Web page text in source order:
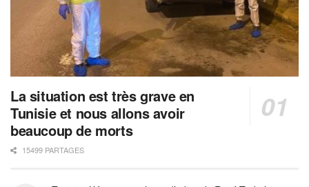
La situation est très grave en
Tunisie et nous allons avoir
beaucoup de morts
15499 PARTAGES